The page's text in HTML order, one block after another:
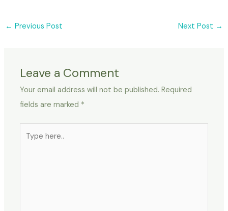
← Previous Post Next Post →
Leave a Comment
Your email address will not be published. Required
fields are marked *